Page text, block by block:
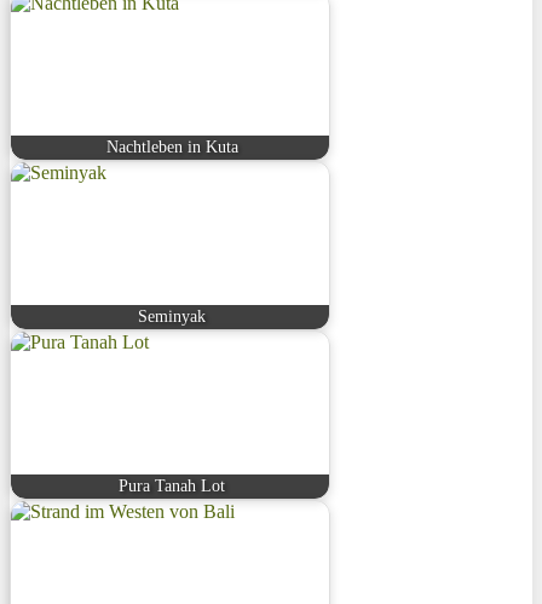
Nachtleben in Kuta
Seminyak
Pura Tanah Lot